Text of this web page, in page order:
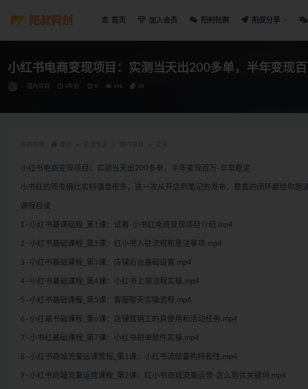
首页 加入会员 阳村社群 阳叔分享
小红书电商变现项目：实测当天出200多单，半年变现
国内项目 4年前 0 496 28
小红书电商变现项目：实测当天出200多单，半年变现百万-非常稳定
小书红的现变确比实抖强音很多，这一次从开店到笔记的发布，整套的闭环都给你跑
课程目录
1–小红书基课础程_第1课：试看-小书红电商变现项目介绍.mp4
2–小红书基础课程_第2课：红小书入驻流程和意注事项.mp4
3–小红书基础课程_第3课：店铺后台基础设置.mp4
4–小红书基础课程_第4课：小红书上架流程实操.mp4
5–小红书基础课程_第5课：客服聊天实操流程.mp4
6–小红基书础课程_第6课：店铺营销工的具使用和活动任务.mp4
7–小书红基础课程_第7课：小红书拍单软件实操.mp4
8–小红书商城流量运课营程_第1课：小红书流结量构特和性.mp4
9–小红书商城流量运营课程_第2课：红小书商城流量运营-怎么势优关键词.mp4